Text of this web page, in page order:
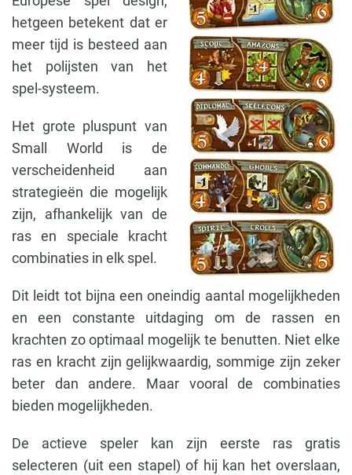
hetgeen betekent dat er
meer tijd is besteed aan
het polijsten van het
spel-systeem.
Het grote pluspunt van
Small World is de
verscheidenheid aan
strategieën die mogelijk
zijn, afhankelijk van de
ras en speciale kracht
combinaties in elk spel.
Dit leidt tot bijna een oneindig aantal mogelijkheden
en een constante uitdaging om de rassen en
krachten zo optimaal mogelijk te benutten. Niet elke
ras en kracht zijn gelijkwaardig, sommige zijn zeker
beter dan andere. Maar vooral de combinaties
bieden mogelijkheden.
De actieve speler kan zijn eerste ras gratis
selecteren (uit een stapel) of hij kan het overslaan,